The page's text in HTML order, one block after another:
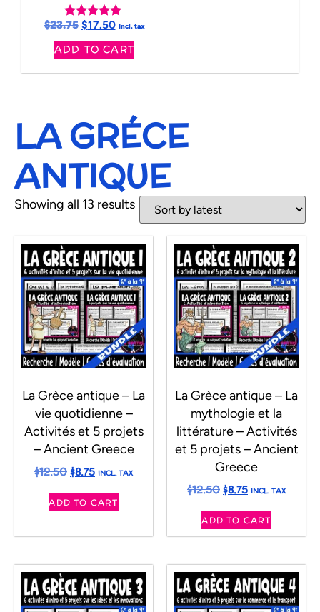
Rated
out of 5
$23.75 $17.50 Incl. tax
ADD TO CART
LA GRÉCE
ANTIQUE
Showing all 13 results
La Grèce antique – La
vie quotidienne –
Activités et 5 projets
– Ancient Greece
$12.50$8.75 INCL. TAX
ADD TO CART
La Grèce antique – La
mythologie et la
littérature – Activités
et 5 projets – Ancient
Greece
$12.50$8.75 INCL. TAX
ADD TO CART